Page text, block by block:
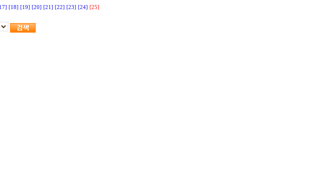
[18] [19] [20] [21] [22] [23] [24] [25]